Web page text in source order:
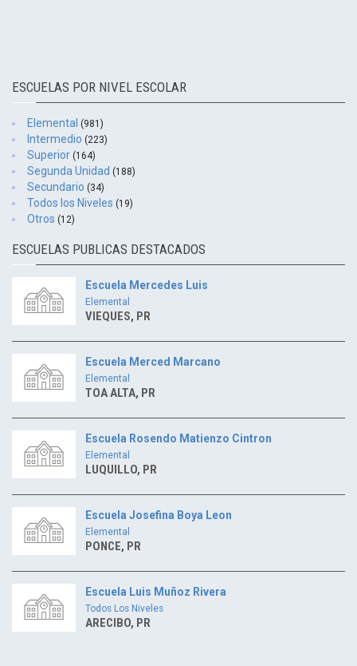
ESCUELAS POR NIVEL ESCOLAR
Elemental (981)
Intermedio (223)
Superior (164)
Segunda Unidad (188)
Secundario (34)
Todos los Niveles (19)
Otros (12)
ESCUELAS PUBLICAS DESTACADOS
Escuela Mercedes Luis
Elemental
VIEQUES, PR
Escuela Merced Marcano
Elemental
TOA ALTA, PR
Escuela Rosendo Matienzo Cintron
Elemental
LUQUILLO, PR
Escuela Josefina Boya Leon
Elemental
PONCE, PR
Escuela Luis Muñoz Rivera
Todos Los Niveles
ARECIBO, PR